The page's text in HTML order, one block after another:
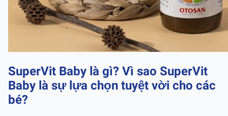
SuperVit Baby là gì? Vì sao SuperVit
Baby là sự lựa chọn tuyệt vời cho các
bé?